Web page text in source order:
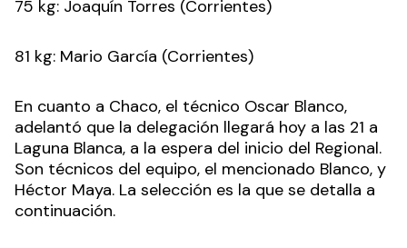
75 kg: Joaquín Torres (Corrientes)
81 kg: Mario García (Corrientes)
En cuanto a Chaco, el técnico Oscar Blanco,
adelantó que la delegación llegará hoy a las 21 a
Laguna Blanca, a la espera del inicio del Regional.
Son técnicos del equipo, el mencionado Blanco, y
Héctor Maya. La selección es la que se detalla a
continuación.